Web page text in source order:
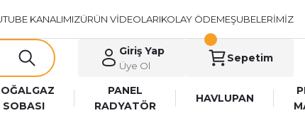
KANALIMIZÜRÜN VİDEOLARIKOLAY ÖDEMEŞUBELERİMİZ
Giriş Yap
Üye Ol
Sepetim
SOBASI
PANEL
RADYATÖR
HAVLUPAN